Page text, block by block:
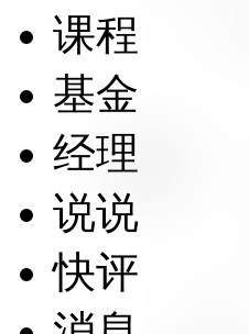
课程
基金
经理
说说
快评